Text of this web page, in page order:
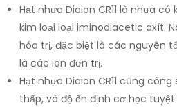
Hạt nhựa Diaion CR11 là nhựa
kim loại loại iminodiacetic axít.
hóa trị, đặc biệt là các nguyên
là các ion đơn trị.
Hạt nhựa Diaion CR11 cũng
thấp, và độ ổn định cơ học